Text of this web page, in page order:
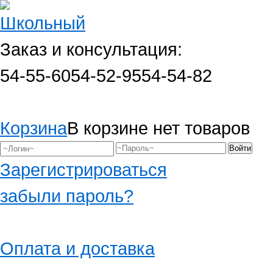
Заказ и консультация:
54-55-6054-52-9554-54-82
КорзинаВ корзине нет товаров
Зарегистрироваться
забыли пароль?
Оплата и доставка